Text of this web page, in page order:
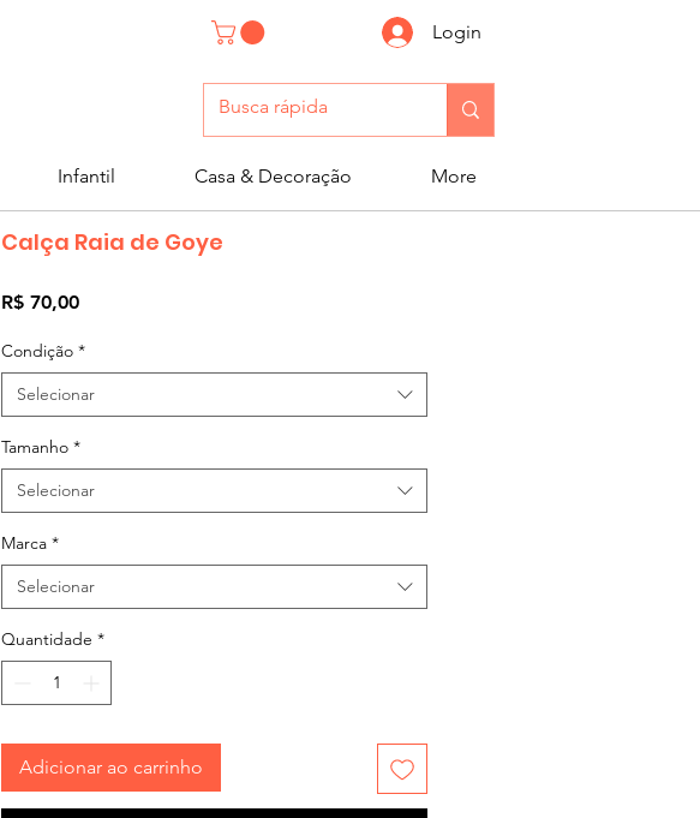
Login
Infantil Casa & Decoração More
Calça Raia de Goye
R$ 70,00Preço
Condição *
Selecionar
Tamanho *
Selecionar
Marca *
Selecionar
Quantidade *
Adicionar ao carrinho